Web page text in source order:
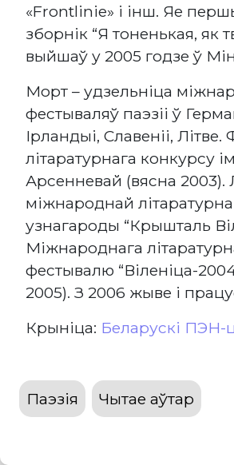
«Frontlinie» і інш. Яе
зборнік “Я тоненькая, як
выйшаў у 2005 годзе ў
Морт – удзельніца
фестываляў паэзіі ў
Ірландыі, Славеніі, Літве.
літаратурнага конкурсу
Арсенневай (вясна 2003).
міжнароднай
узнагароды “Крышталь
Міжнароднага
фестывалю “Віленіца-
2005). З 2006 жыве і
Крыніца: Беларускі ПЭН-
Паэзія Чытае аўтар